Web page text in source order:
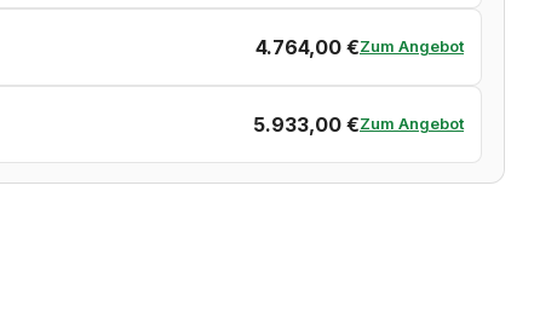
4.764,00 €Zum Angebot
5.933,00 €Zum Angebot